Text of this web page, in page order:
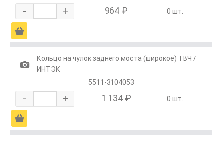
- + 964 ₽ 0 шт.
Ä
1
Кольцо на чулок заднего моста (широкое) ТВЧ /
ИНТЭК
5511-3104053
- + 1 134 ₽ 0 шт.
Ä